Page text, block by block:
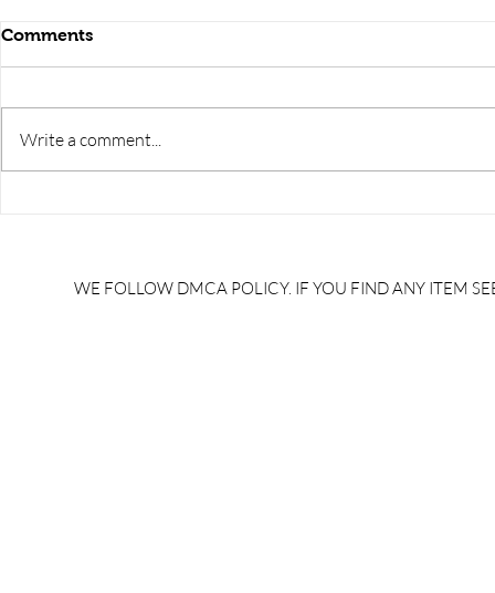
Comments
Write a comment...
WE FOLLOW DMCA POLICY. IF YOU FIND ANY ITEM